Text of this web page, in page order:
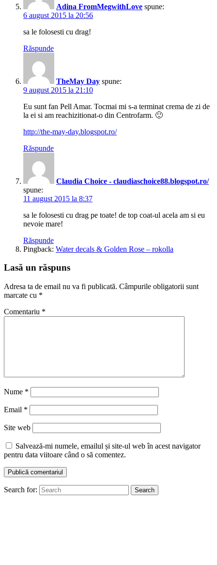
Adina FromMegwithLove spune:
6 august 2015 la 20:56
sa le folosesti cu drag!
Răspunde
TheMay Day spune:
9 august 2015 la 21:10
Eu sunt fan Pell Amar. Tocmai mi s-a terminat crema de zi de
la ei si am reachizitionat-o din Centrofarm. 🙂
http://the-may-day.blogspot.ro/
Răspunde
Claudia Choice - claudiaschoice88.blogspot.ro/
spune:
11 august 2015 la 8:37
sa le folosesti cu drag pe toate! de top coat-ul acela am si eu
nevoie mare!
Răspunde
Pingback: Water decals & Golden Rose – rokolla
Lasă un răspuns
Adresa ta de email nu va fi publicată. Câmpurile obligatorii sunt
marcate cu *
Comentariu *
Nume *
Email *
Site web
Salvează-mi numele, emailul și site-ul web în acest navigator
pentru data viitoare când o să comentez.
Search for: Search